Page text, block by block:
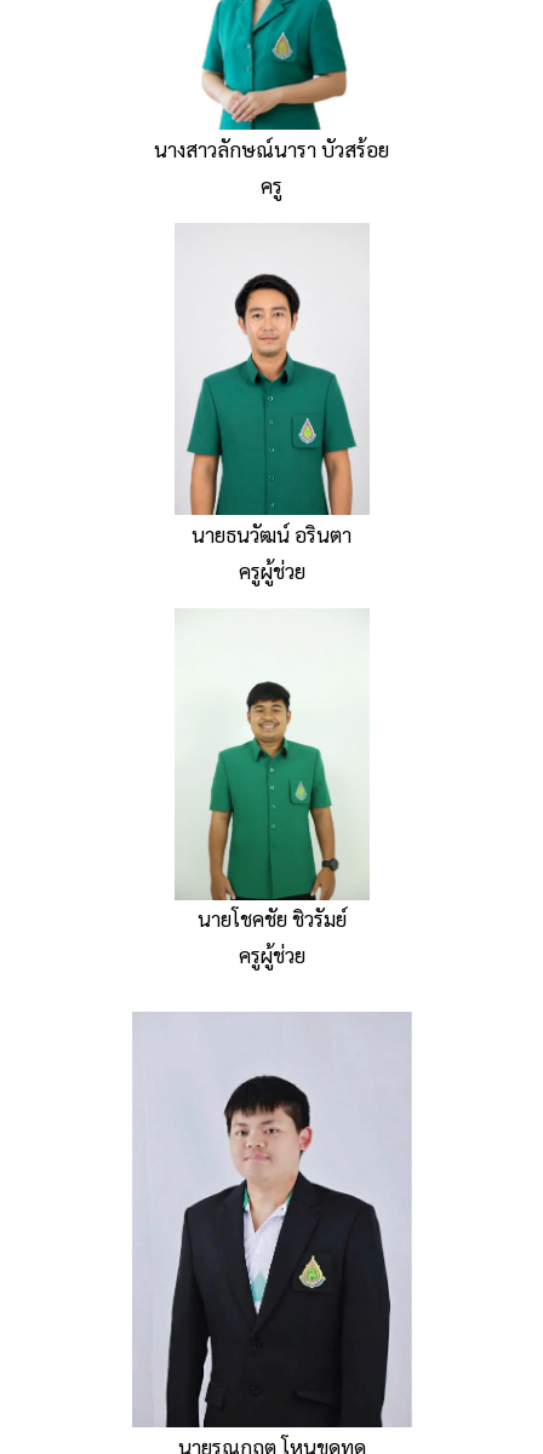
นางสาวลักษณ์นารา บัวสร้อย
ครู
นายธนวัฒน์ อรินตา
ครูผู้ช่วย
นายโชคชัย ชิวรัมย์
ครูผู้ช่วย
นายรณกฤต โหนขุดทด